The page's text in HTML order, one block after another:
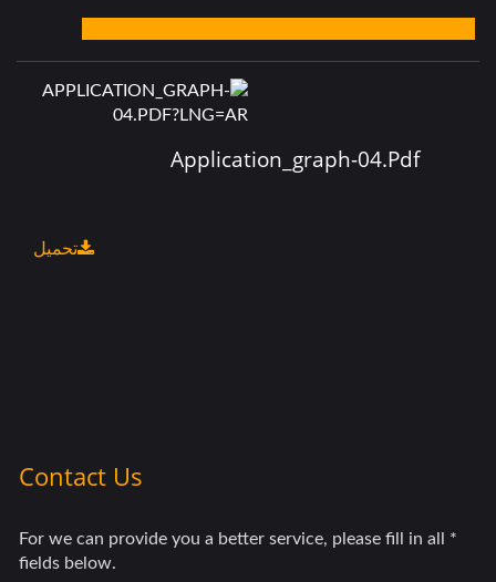
Application_graph-04.pdf
تحميل